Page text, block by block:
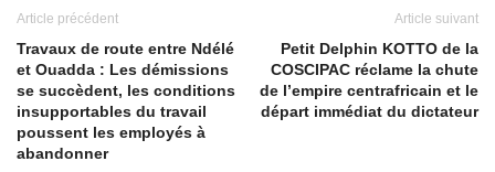
Article précédent
Travaux de route entre Ndélé
et Ouadda : Les démissions
se succèdent, les conditions
insupportables du travail
poussent les employés à
abandonner
Article suivant
Petit Delphin KOTTO de la
COSCIPAC réclame la chute
de l’empire centrafricain et le
départ immédiat du dictateur